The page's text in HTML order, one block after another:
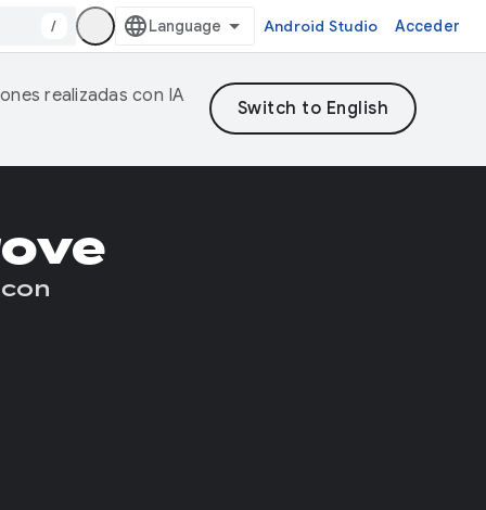
/ Android Studio Acceder
realizadas con IA